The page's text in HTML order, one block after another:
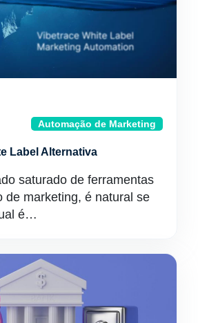
Automação de Marketing
Label Alternativa
saturado de ferramentas
de marketing, é natural se
é…